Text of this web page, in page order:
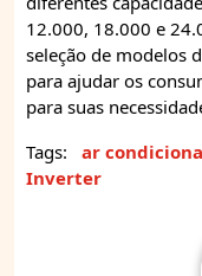
12.000, 18.000 e
seleção de modelos
para ajudar os
para suas
Tags:
ar
Inverter